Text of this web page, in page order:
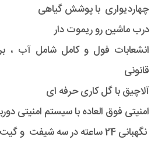
چهاردیواری با پوشش گیاهی
درب ماشین رو ریموت دار
انشعابات فول و کامل شامل آب ،
قانونی
آلاچیق با گل کاری حرفه ای
امنیتی فوق العاده با سیستم امنیتی
نگهبانی 24 ساعته در سه شیفت و گیت ورودی